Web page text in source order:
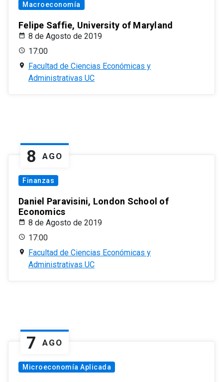
Macroeconomía
Felipe Saffie, University of Maryland
8 de Agosto de 2019
17:00
Facultad de Ciencias Económicas y
Administrativas UC
8 AGO
Finanzas
Daniel Paravisini, London School of
Economics
8 de Agosto de 2019
17:00
Facultad de Ciencias Económicas y
Administrativas UC
7 AGO
Microeconomía Aplicada